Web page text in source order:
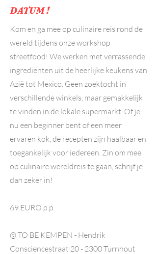
DATUM !
Kom en ga mee op culinaire reis rond de
wereld tijdens onze workshop
streetfood! We werken met verrassende
ingrediënten uit de heerlijke keukens van
Azië tot Mexico. Geen zoektocht in
verschillende winkels, maar gemakkelijk
te vinden in de lokale supermarkt. Of je
nu een beginner bent of een meer
ervaren kok, de recepten zijn haalbaar en
toegankelijk voor iedereen. Zin om mee
op culinaire wereldreis te gaan, schrijf je
dan zeker in!
69 EURO p.p.
@ TO BE KEMPEN - Hendrik
Consciencestraat 20 - 2300 Turnhout